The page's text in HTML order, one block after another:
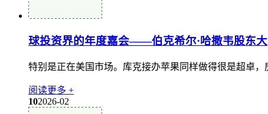
球投资界的年度嘉会——伯克希尔·哈撒韦股东大
特别是正在美国市场。库克接办苹果同样做得很是超卓
阅读更多 +
102026-02